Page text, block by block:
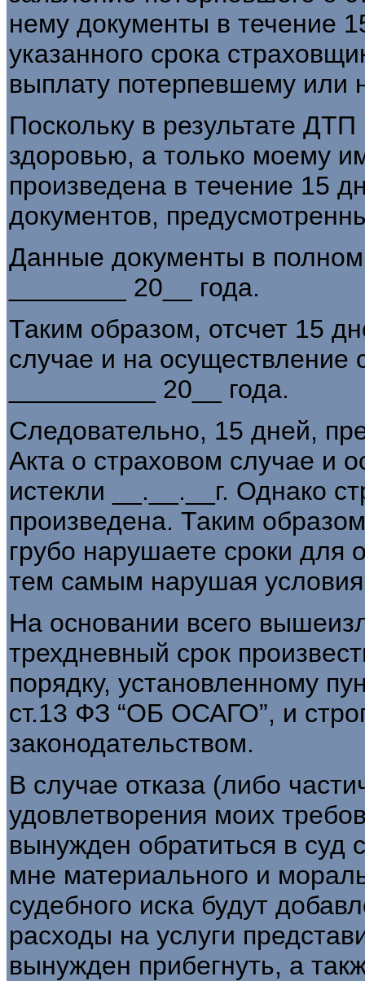
нему документы в течение
указанного срока
выплату потерпевшему или
Поскольку в результате
здоровью, а только моему
произведена в течение 15
документов,
Данные документы в
________ 20__ года.
Таким образом, отсчет 15
случае и на осуществление
__________ 20__ года.
Следовательно, 15 дней,
Акта о страховом случае и
истекли __.__.__г. Однако
произведена. Таким
грубо нарушаете сроки для
тем самым нарушая
На основании всего
трехдневный срок
порядку, установленному
ст.13 ФЗ “ОБ ОСАГО”, и
законодательством.
В случае отказа (либо
удовлетворения моих
вынужден обратиться в суд
мне материального и
судебного иска будут
расходы на услуги
вынужден прибегнуть, а